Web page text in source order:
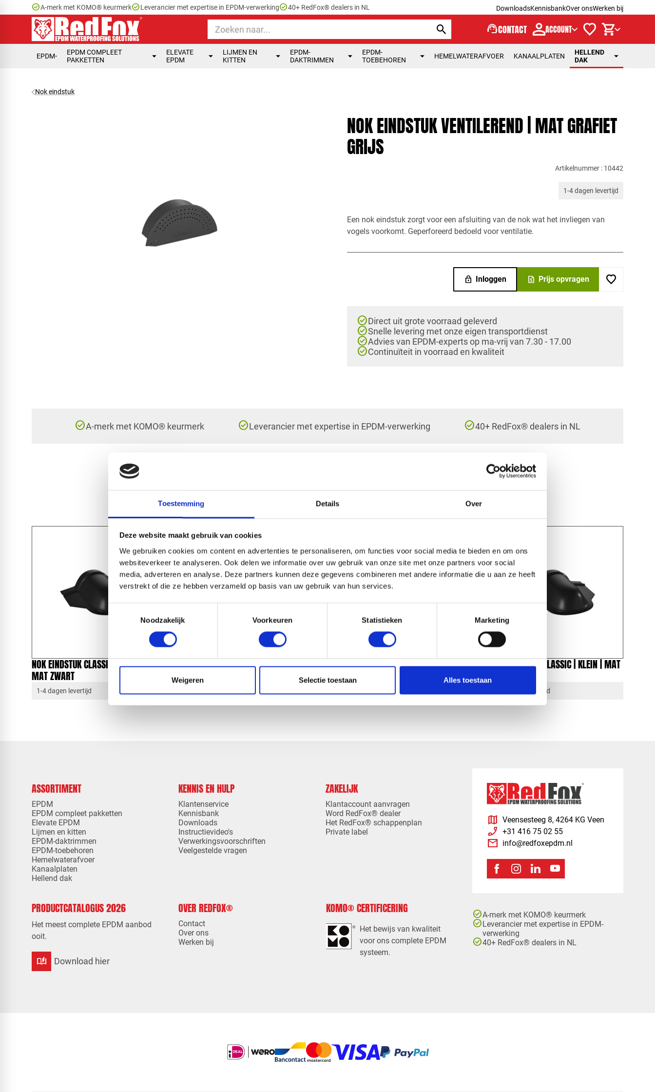
Toestemming Details Over
Deze website maakt gebruik van cookies
We gebruiken cookies om content en advertenties te personaliseren, om functies voor social media te bieden en om ons
websiteverkeer te analyseren. Ook delen we informatie over uw gebruik van onze site met onze partners voor social
media, adverteren en analyse. Deze partners kunnen deze gegevens combineren met andere informatie die u aan ze heeft
verstrekt of die ze hebben verzameld op basis van uw gebruik van hun services.
Noodzakelijk
Voorkeuren Statistieken Marketing
Weigeren Selectie toestaan Alles toestaan
check_circleA-merk met KOMO® keurmerkcheck_circleLeverancier met expertise in EPDM-verwerkingcheck_circle40+ RedFox® dealers in NL DownloadsKennisbankOver onsWerken bij
support_agentCONTACT ACCOUNT
EPDM
EPDM COMPLEET
PAKKETTEN
ELEVATE
EPDM
LIJMEN EN
KITTEN
EPDM-
DAKTRIMMEN
EPDM-
TOEBEHOREN
HEMELWATERAFVOER KANAALPLATEN
HELLEND
DAK
Nok eindstuk
NOK EINDSTUK VENTILEREND | MAT GRAFIET
GRIJS
Artikelnummer : 10442
1-4 dagen levertijd
Een nok eindstuk zorgt voor een afsluiting van de nok wat het invliegen van
vogels voorkomt. Geperforeerd bedoeld voor ventilatie.
lock Inloggen request_quote Prijs opvragen
check_circleDirect uit grote voorraad geleverd
check_circleSnelle levering met onze eigen transportdienst
check_circleAdvies van EPDM-experts op ma-vrij van 7.30 - 17.00
check_circleContinuïteit in voorraad en kwaliteit
check_circleA-merk met KOMO® keurmerk check_circleLeverancier met expertise in EPDM-verwerking check_circle40+ RedFox® dealers in NL
HANDIG OM ER BIJ TE KOPEN
NOK EINDSTUK CLASSIC | GROOT |
MAT ZWART
1-4 dagen levertijd
NOK EINDSTUK CLASSIC | GROOT |
MAT GRAFIET GRIJS
NOK EINDSTUK CLASSIC | GROOT |
MAT KOPERBRUIN
NOK EINDSTUK CLASSIC | KLEIN | MAT
ZWART
1-4 dagen levertijd
ASSORTIMENT
EPDM
EPDM compleet pakketten
Elevate EPDM
Lijmen en kitten
EPDM-daktrimmen
EPDM-toebehoren
Hemelwaterafvoer
Kanaalplaten
Hellend dak
KENNIS EN HULP
Klantenservice
Kennisbank
Downloads
Instructievideo's
Verwerkingsvoorschriften
Veelgestelde vragen
ZAKELIJK
Klantaccount aanvragen
Word RedFox® dealer
Het RedFox® schappenplan
Private label
PRODUCTCATALOGUS 2026
Het meest complete EPDM aanbod
ooit.
auto_stories Download hier
OVER REDFOX®
Contact
Over ons
Werken bij
KOMO® CERTIFICERING
Het bewijs van kwaliteit
voor ons complete EPDM
systeem.
map Veensesteeg 8, 4264 KG Veen
phone_enabled +31 416 75 02 55
mail info@redfoxepdm.nl
check_circleA-merk met KOMO® keurmerk
check_circleLeverancier met expertise in EPDM-
verwerking
check_circle40+ RedFox® dealers in NL